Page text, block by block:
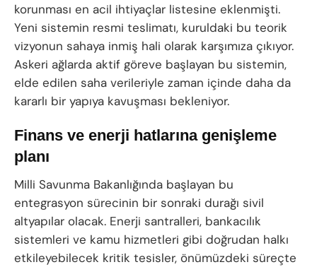
korunması en acil ihtiyaçlar listesine eklenmişti.
Yeni sistemin resmi teslimatı, kuruldaki bu teorik
vizyonun sahaya inmiş hali olarak karşımıza çıkıyor.
Askeri ağlarda aktif göreve başlayan bu sistemin,
elde edilen saha verileriyle zaman içinde daha da
kararlı bir yapıya kavuşması bekleniyor.
Finans ve enerji hatlarına genişleme
planı
Milli Savunma Bakanlığında başlayan bu
entegrasyon sürecinin bir sonraki durağı sivil
altyapılar olacak. Enerji santralleri, bankacılık
sistemleri ve kamu hizmetleri gibi doğrudan halkı
etkileyebilecek kritik tesisler, önümüzdeki süreçte